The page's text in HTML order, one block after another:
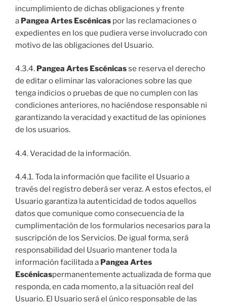
incumplimiento de dichas obligaciones y frente
a Pangea Artes Escénicas por las reclamaciones o
expedientes en los que pudiera verse involucrado con
motivo de las obligaciones del Usuario.
4.3.4. Pangea Artes Escénicasse reserva el derecho
de editar o eliminar las valoraciones sobre las que
tenga indicios o pruebas de que no cumplen con las
condiciones anteriores, no haciéndose responsable ni
garantizando la veracidad y exactitud de las opiniones
de los usuarios.
4.4. Veracidad de la información.
4.4.1. Toda la información que facilite el Usuario a
través del registro deberá ser veraz. A estos efectos, el
Usuario garantiza la autenticidad de todos aquellos
datos que comunique como consecuencia de la
cumplimentación de los formularios necesarios para la
suscripción de los Servicios. De igual forma, será
responsabilidad del Usuario mantener toda la
información facilitada a Pangea Artes
Escénicaspermanentemente actualizada de forma que
responda, en cada momento, a la situación real del
Usuario. El Usuario será el único responsable de las